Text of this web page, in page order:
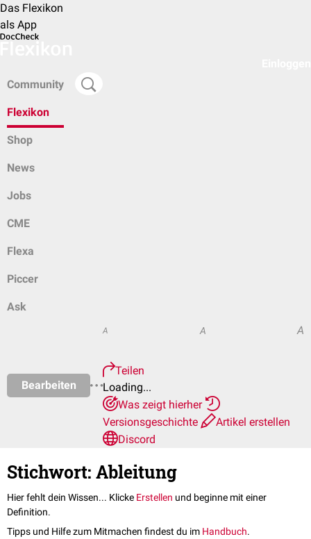
Das Flexikon
als App
Community
Flexikon
Shop
News
Jobs
CME
Flexa
Piccer
Ask
Bearbeiten
A A A
Teilen
Loading...
Was zeigt hierher
Versionsgeschichte
Artikel erstellen
Discord
Stichwort: Ableitung
Hier fehlt dein Wissen... Klicke Erstellen und beginne mit einer
Definition.
Tipps und Hilfe zum Mitmachen findest du im Handbuch.